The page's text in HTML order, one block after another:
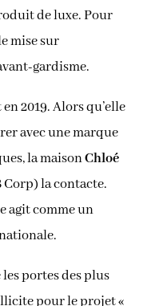
de luxe. Pour
mise sur
gardisme.
2019. Alors qu’elle
avec une marque
la maisonChloé
la contacte.
agit comme un
portes des plus
pour le projet «